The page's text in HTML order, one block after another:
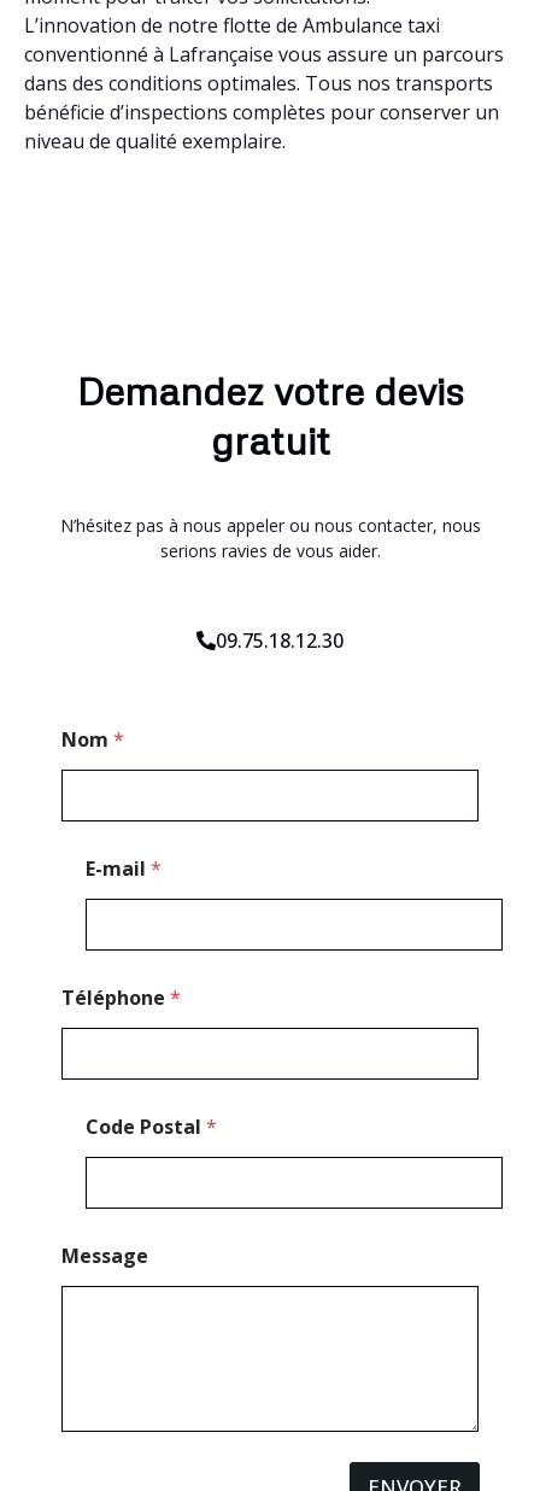
L’innovation de notre flotte de Ambulance taxi
conventionné à Lafrançaise vous assure un parcours
dans des conditions optimales. Tous nos transports
bénéficie d’inspections complètes pour conserver un
niveau de qualité exemplaire.
Demandez votre devis
gratuit
N’hésitez pas à nous appeler ou nous contacter, nous
serions ravies de vous aider.
09.75.18.12.30
Nom *
E-mail *
Téléphone *
Code Postal *
Message